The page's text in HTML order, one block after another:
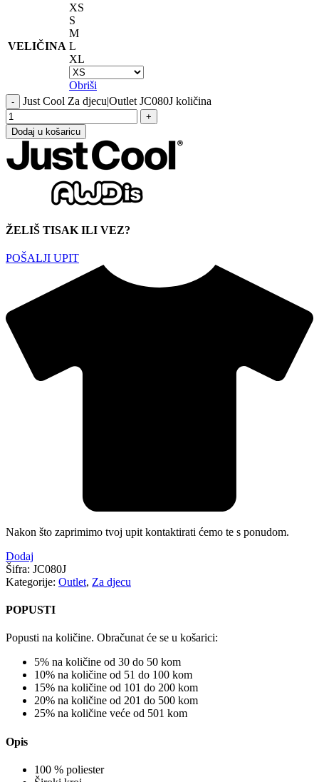
VELIČINA
XS
S
M
L
XL
Obriši
Just Cool Za djecu|Outlet JC080J količina
Dodaj u košaricu
ŽELIŠ TISAK ILI VEZ?
POŠALJI UPIT
Nakon što zaprimimo tvoj upit kontaktirati ćemo te s ponudom.
Dodaj
Šifra: JC080J
Kategorije: Outlet, Za djecu
POPUSTI
Popusti na količine. Obračunat će se u košarici:
5% na količine od 30 do 50 kom
10% na količine od 51 do 100 kom
15% na količine od 101 do 200 kom
20% na količine od 201 do 500 kom
25% na količine veće od 501 kom
Opis
100 % poliester